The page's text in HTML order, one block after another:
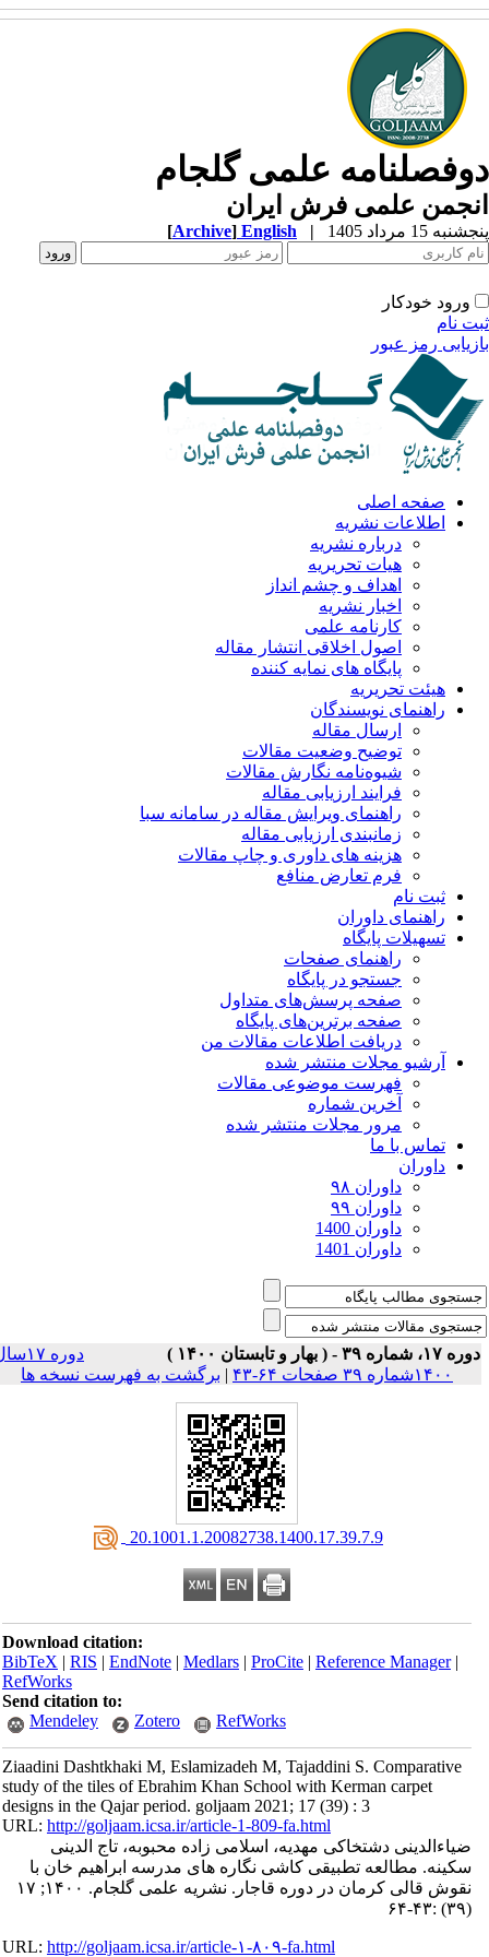
علمی گلجام
علمی فرش ایران
15 مرداد 1405 |
English
[Archive]
ورود خودکار
نام
رمز عبور
صفحه اصلی
اطلاعات نشریه
درباره نشریه
هیات تحریریه
اهداف و چشم انداز
اخبار نشریه
کارنامه علمی
اصول اخلاقی انتشار مقاله
پایگاه های نمایه کننده
هیئت تحریریه
راهنمای نویسندگان
ارسال مقاله
توضیح وضعیت مقالات
شیوه‌نامه نگارش مقالات
فرایند ارزیابی مقاله
راهنمای ویرایش مقاله در سامانه سبا
زمانبندی ارزیابی مقاله
هزینه های داوری و چاپ مقالات
فرم تعارض منافع
ثبت نام
راهنمای داوران
تسهیلات پایگاه
راهنمای صفحات
جستجو در پایگاه
صفحه پرسش‌های متداول
صفحه برترین‌های پایگاه
دریافت اطلاعات مقالات من
آرشیو مجلات منتشر شده
فهرست موضوعی مقالات
آخرین شماره
مرور مجلات منتشر شده
تماس با ما
داوران
داوران ۹۸
داوران ۹۹
داوران 1400
داوران 1401
۳۹ - ( بهار و تابستان ۱۴۰۰ )
دوره ۱۷سال
۱۴۰۰شماره ۳۹ صفحات ۶۴-۴۳
|برگشت به فهرست نسخه ها
‎ 20.1001.1.20082738.1400.17.39.7.9
Download citation:
BibTeX|RIS|EndNote|Medlars|ProCite|Reference Manager
RefWorks
Send citation to:
Mendeley
Zotero RefWorks
Ziaadini Dashtkhaki M, Eslamizadeh M, Tajaddini S. Comparative
study of the tiles of Ebrahim Khan School with Kerman carpet
designs in the Qajar period. goljaam 2021; 17 (39) : 3
URL:http://goljaam.icsa.ir/article-1-809-fa.html
ضیاءالدینی دشتخاکی مهدیه، اسلامی زاده محبوبه، تاج الدینی
سکینه. مطالعه تطبیقی کاشی نگاره های مدرسه ابراهیم خان با
نقوش قالی کرمان در دوره قاجار. نشریه علمی گلجام. ۱۴۰۰; ۱۷
URL:http://goljaam.icsa.ir/article-۱-۸۰۹-fa.html